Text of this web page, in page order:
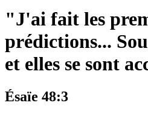
"J'ai fait les
prédictions...
et elles se sont
Ésaïe 48:3